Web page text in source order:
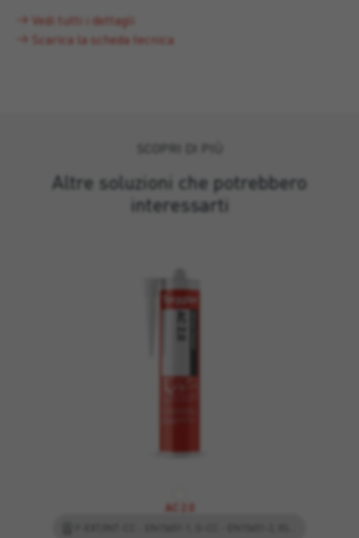
Vedi tutti i dettagli
Scarica la scheda tecnica
Altre soluzioni che potrebbero
interessarti
AC 2.0